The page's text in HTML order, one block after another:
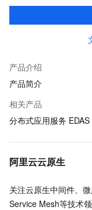
业务连续性等要求的
产品介绍
产品简介
相关产品
分布式应用服务 EDAS
阿里云云原生
关注云原生中间件、
Service Mesh等技术